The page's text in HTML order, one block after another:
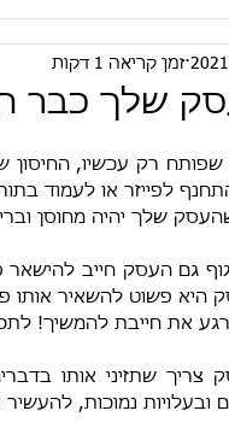
שלך כבר
זמן קריאה 1 דקות
לפייזר או לעמוד
שלך יהיה מחוסן
את חייבת להמשיך!
ובעלויות נמוכות,